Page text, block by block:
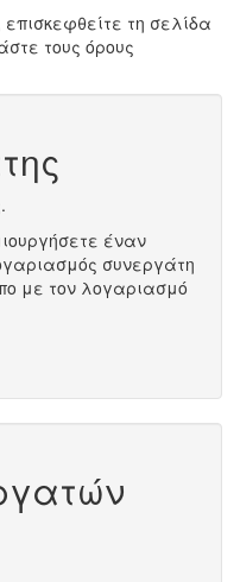
τη σελίδα
τους όρους
έναν
συνεργάτη
με τον λογαριασμό